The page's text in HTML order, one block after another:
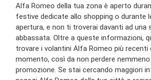
Alfa Romeo della tua zona è aperto
festive dedicate allo shopping o durante
apertura, e non ti troverai davanti ad una
abbassata. Oltre a queste informazioni,
trovare i volantini Alfa Romeo più
momento, così da non perdere
promozione. Se stai cercando maggiori